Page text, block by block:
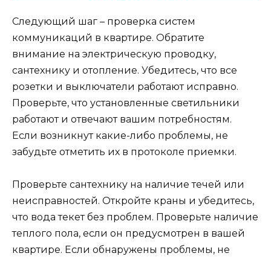
Следующий шаг – проверка систем
коммуникаций в квартире. Обратите
внимание на электрическую проводку,
сантехнику и отопление. Убедитесь, что все
розетки и выключатели работают исправно.
Проверьте, что установленные светильники
работают и отвечают вашим потребностям.
Если возникнут какие-либо проблемы, не
забудьте отметить их в протоколе приемки.
Проверьте сантехнику на наличие течей или
неисправностей. Откройте краны и убедитесь,
что вода текет без проблем. Проверьте наличие
теплого пола, если он предусмотрен в вашей
квартире. Если обнаружены проблемы, не